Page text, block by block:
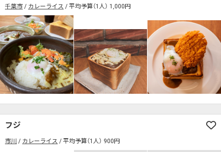
カード決済可 電子マネー決済可
#本日のカレー見た！で特典あり
検索する
テラス席ペット可 子連れ・赤ちゃんOK
カレー専門店
キッズメニューあり ポイント貯まる・使える
カード決済可 電子マネー決済可
#本日のカレー見た！で特典あり
検索する
千葉市 カレーライス 平均予算（1人） 1,000円
フジ
市川 カレーライス 平均予算（1人） 900円